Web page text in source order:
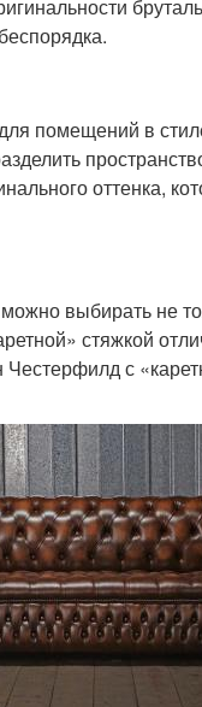
помещений в
оттенка,
выбирать не
стяжкой
с